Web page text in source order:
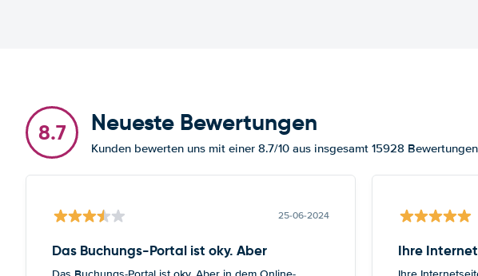
8.7 Neueste Bewertungen
Kunden bewerten uns mit einer 8.7/10 aus insgesamt 15928 Bewertungen
25-06-2024
Das Buchungs-Portal ist oky. Aber Ihre